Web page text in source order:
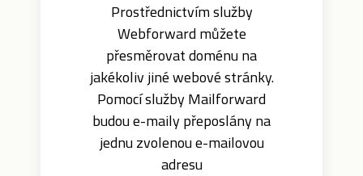
Prostřednictvím služby
Webforward můžete
přesměrovat doménu na
jakékoliv jiné webové stránky.
Pomocí služby Mailforward
budou e-maily přeposlány na
jednu zvolenou e-mailovou
adresu